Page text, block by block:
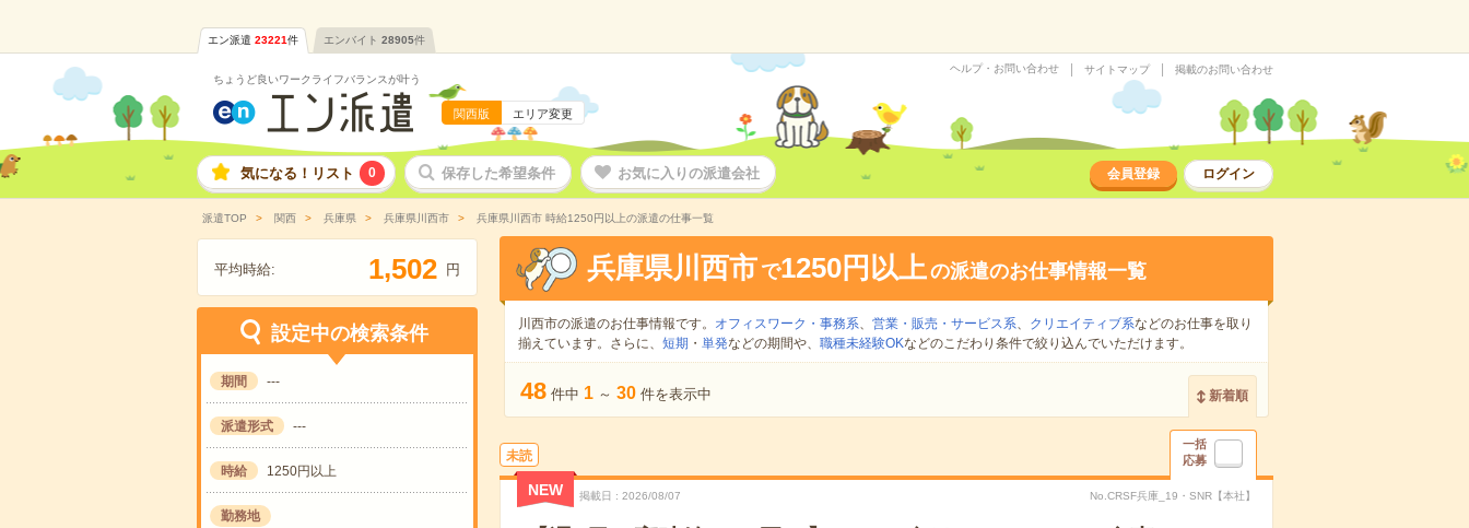
エン派遣 23221件 エンバイト 28905件
ちょうど良いワークライフバランスが叶う
関西版 エリア変更
ヘルプ・お問い合わせ サイトマップ 掲載のお問い合わせ
気になる！リスト 0 保存した希望条件 お気に入りの派遣会社 会員登録 ログイン
派遣TOP 関西 兵庫県 兵庫県川西市 兵庫県川西市 時給1250円以上の派遣の仕事一覧
平均時給: 1,502 円
設定中の検索条件
期間 ---
派遣形式 ---
時給 1250円以上
勤務地
兵庫県川西市 で1250円以上の派遣のお仕事情報一覧
川西市の派遣のお仕事情報です。 オフィスワーク・事務系、 営業・販売・サービス系、 クリエイティブ系などのお仕事を取り
揃えています。さらに、 短期 ・ 単発などの期間や、 職種未経験OKなどのこだわり条件で絞り込んでいただけます。
48 件中 1 ～ 30 件を表示中 新着順
未読
一括
応募
NEW 掲載日 2026/08/07 No.CRSF兵庫_19・SNR【本社】